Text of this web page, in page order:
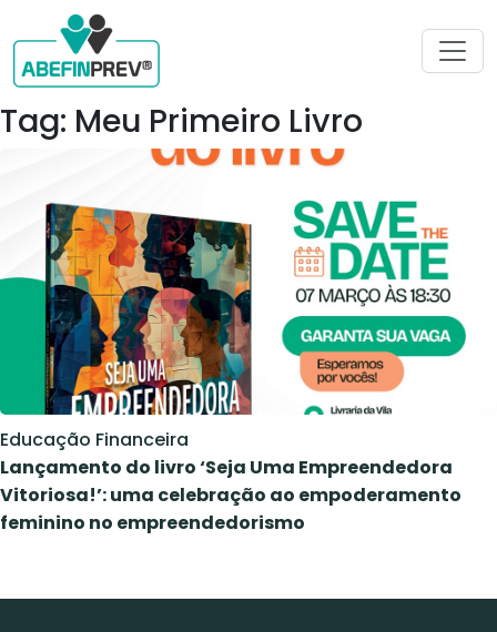
Tag: Meu Primeiro Livro
Educação Financeira
Lançamento do livro ‘Seja Uma Empreendedora
Vitoriosa!’: uma celebração ao empoderamento
feminino no empreendedorismo